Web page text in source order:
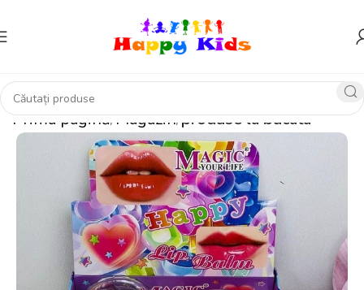
Prima pagină Magazin produse la bucata